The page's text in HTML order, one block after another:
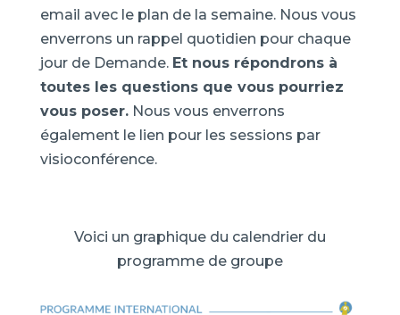
email avec le plan de la semaine. Nous vous
enverrons un rappel quotidien pour chaque
jour de Demande. Et nous répondrons à
toutes les questions que vous pourriez
vous poser.Nous vous enverrons
également le lien pour les sessions par
visioconférence.
Voici un graphique du calendrier du
programme de groupe